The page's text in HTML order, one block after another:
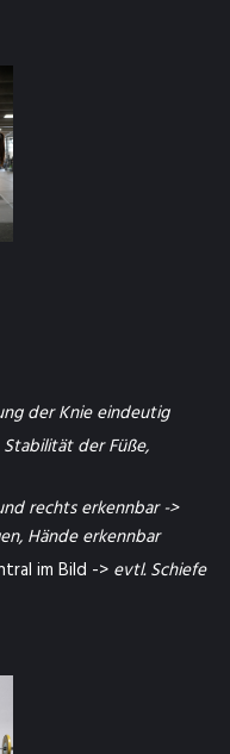
der Knie eindeutig
Stabilität der Füße,
rechts erkennbar ->
Hände erkennbar
im Bild -> evtl. Schiefe